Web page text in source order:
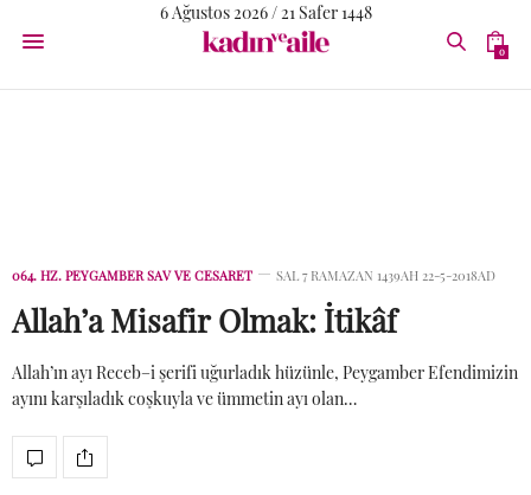
6 Ağustos 2026 / 21 Safer 1448
0
064. HZ. PEYGAMBER SAV VE CESARET SAL 7 RAMAZAN 1439AH 22-5-2018AD
Allah’a Misafir Olmak: İtikâf
Allah’ın ayı Receb–i şerifi uğurladık hüzünle, Peygamber Efendimizin
ayını karşıladık coşkuyla ve ümmetin ayı olan…